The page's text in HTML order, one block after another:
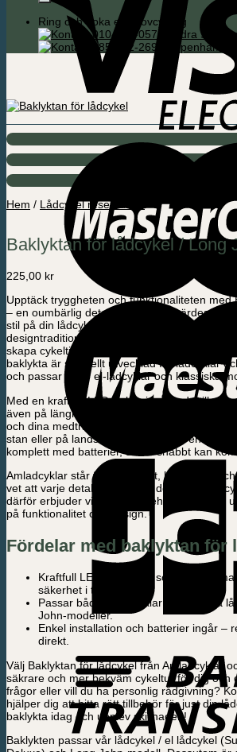
Ring och boka en Provcykling
010-330-0575 Södra
085-592-2695 Köpenhamn
Hem / Lådcykel reservdelar
Baklyktan för lådcykel / Long
225,00 kr
Upptäck tryggheten och funktionaliteten med
– en oumbärlig detalj för dig som värdesätter
stil på din lådcykel. Hos Amladcyklar
designtradition med högkvalitativa material
skapa cykeltillbehör som gör vardagen
baklykta är speciellt utvecklad för lådcyklar
och passar både el-lådcyklar och klassiska
Med en kraftfull LED-belysning ser du till att
även på längre avstånd och under mörka
och dina medtrafikanter en extra trygghet,
stan eller på landsväg. Baklyktan är enkel att
komplett med batterier, så du snabbt kan
Amladcyklar står för pålitlighet, hållbarhet
vet att varje detalj räknas när det gäller din
därför erbjuder vi endast tillbehör som lever
på funktionalitet och design.
Fördelar med baklyktan för
Kraftfull LED-belysning som ger
säkerhet i trafiken.
Passar både el-lådcyklar och vanliga
John-modeller.
Enkel installation och batterier ingår –
direkt.
Välj Baklyktan för lådcykel från Amladcyklar
säkrare och mer bekväm cykeltur för dig och
frågor eller vill du ha personlig rådgivning?
hjälper dig att hitta rätt tillbehör för just din
baklykta idag och upplev skillnaden!
Baklykten passar vår lådcykel / el lådcykel